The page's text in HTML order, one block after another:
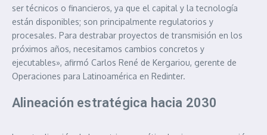
ser técnicos o financieros, ya que el capital y la tecnología
están disponibles; son principalmente regulatorios y
procesales. Para destrabar proyectos de transmisión en los
próximos años, necesitamos cambios concretos y
ejecutables», afirmó Carlos René de Kergariou, gerente de
Operaciones para Latinoamérica en Redinter.
Alineación estratégica hacia 2030